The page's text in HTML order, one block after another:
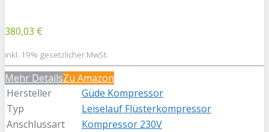
380,03 €
inkl. 19% gesetzlicher MwSt.
Mehr DetailsZu Amazon
Hersteller
Güde Kompressor
Typ
Leiselauf Flüsterkompressor
Anschlussart
Kompressor 230V